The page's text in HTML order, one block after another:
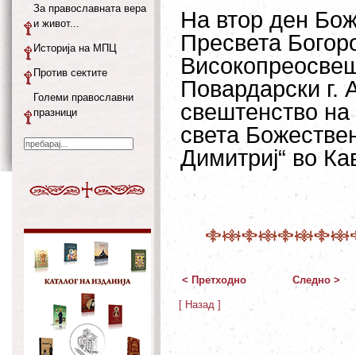
На втор ден
Пресвета
Повардарски г.
свештенство
света
Димитриј“ во
< Претходно Следно >
[ Назад ]
За православната вера
и живот...
Историја на МПЦ
Против сектите
Големи православни
празници